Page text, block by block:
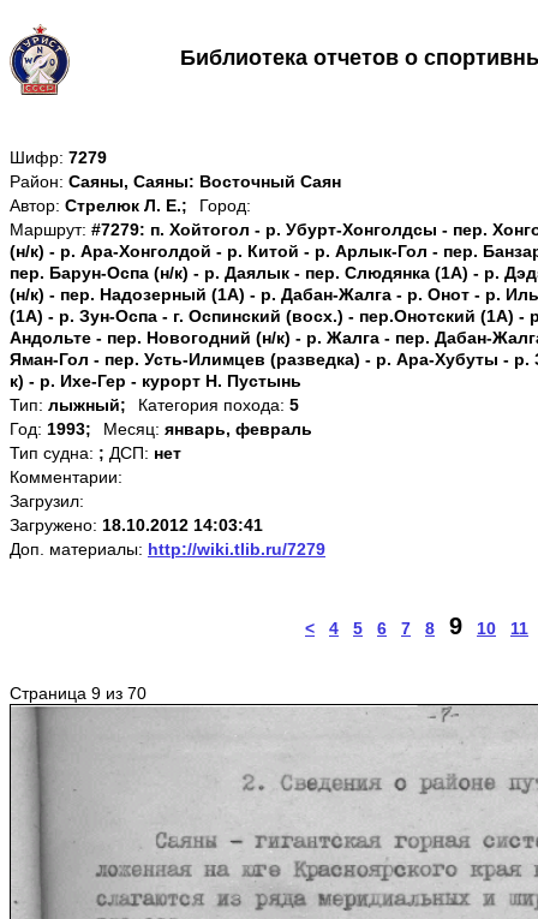
Библиотека отчетов о
Шифр: 7279
Район: Саяны, Саяны: Восточный Саян
Автор: Стрелюк Л. Е.;
Город:
Маршрут: #7279: п. Хойтогол - р. Убурт-Хонголдсы - пер.
(н/к) - р. Ара-Хонголдой - р. Китой - р. Арлык-Гол - пер.
пер. Барун-Оспа (н/к) - р. Даялык - пер. Слюдянка (1А) - р.
(н/к) - пер. Надозерный (1A) - р. Дабан-Жалга - р. Онот - р.
(1A) - р. Зун-Оспа - г. Оспинский (восх.) - пер.Онотский (1A) -
Андольте - пер. Новогодний (н/к) - р. Жалга - пер. Дабан-
Яман-Гол - пер. Усть-Илимцев (разведка) - р. Ара-Хубуты - р.
к) - р. Ихе-Гер - курорт Н. Пустынь
Тип: лыжный; Категория похода: 5
Год: 1993; Месяц: январь, февраль
Тип судна: ; ДСП: нет
Комментарии:
Загрузил:
Загружено: 18.10.2012 14:03:41
Доп. материалы: http://wiki.tlib.ru/7279
< 4 5 6 7 8 9 10 11
Страница 9 из 70